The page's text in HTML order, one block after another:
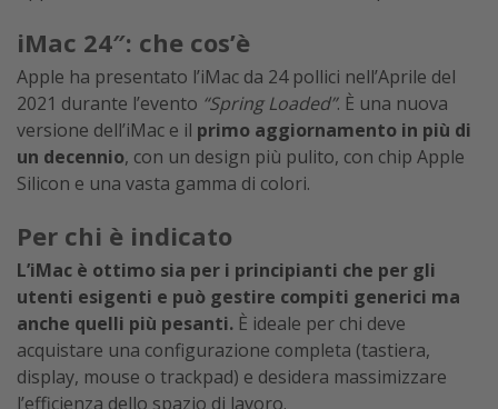
iMac 24″: che cos’è
Apple ha presentato l’iMac da 24 pollici nell’Aprile del
2021 durante l’evento “Spring Loaded”. È una nuova
versione dell’iMac e il primo aggiornamento in più di
un decennio, con un design più pulito, con chip Apple
Silicon e una vasta gamma di colori.
Per chi è indicato
L’iMac è ottimo sia per i principianti che per gli
utenti esigenti e può gestire compiti generici ma
anche quelli più pesanti. È ideale per chi deve
acquistare una configurazione completa (tastiera,
display, mouse o trackpad) e desidera massimizzare
l’efficienza dello spazio di lavoro.